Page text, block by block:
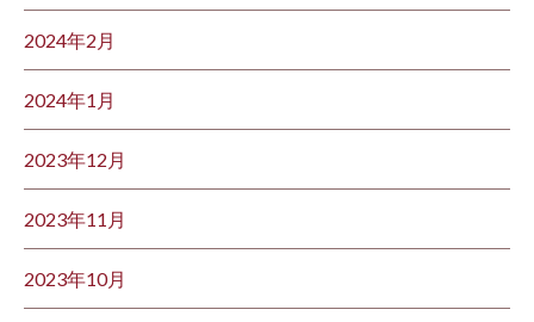
2024年2月
2024年1月
2023年12月
2023年11月
2023年10月